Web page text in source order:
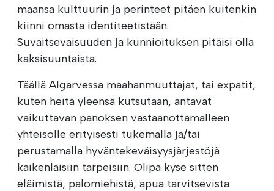
maansa kulttuurin ja perinteet pitäen kuitenkin
kiinni omasta identiteetistään.
Suvaitsevaisuuden ja kunnioituksen pitäisi olla
kaksisuuntaista.
Täällä Algarvessa maahanmuuttajat, tai expatit,
kuten heitä yleensä kutsutaan, antavat
vaikuttavan panoksen vastaanottamalleen
yhteisölle erityisesti tukemalla ja/tai
perustamalla hyväntekeväisyysjärjestöjä
kaikenlaisiin tarpeisiin. Olipa kyse sitten
eläimistä, palomiehistä, apua tarvitsevista